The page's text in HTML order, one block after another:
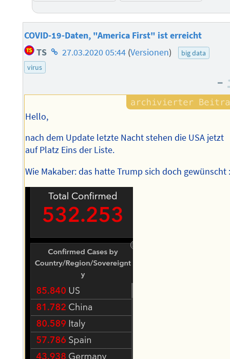
COVID-19-Daten, "America First" ist erreicht
TS Homepage
27.03.2020 05:44 (Versionen)
big data
virus
–
Hello,
nach dem Update letzte Nacht stehen die USA jetzt
auf Platz Eins der Liste.
Wie Makaber: das hatte Trump sich doch gewünscht